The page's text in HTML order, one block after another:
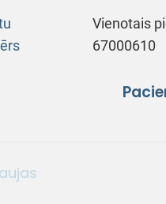
Vienotais
67000610